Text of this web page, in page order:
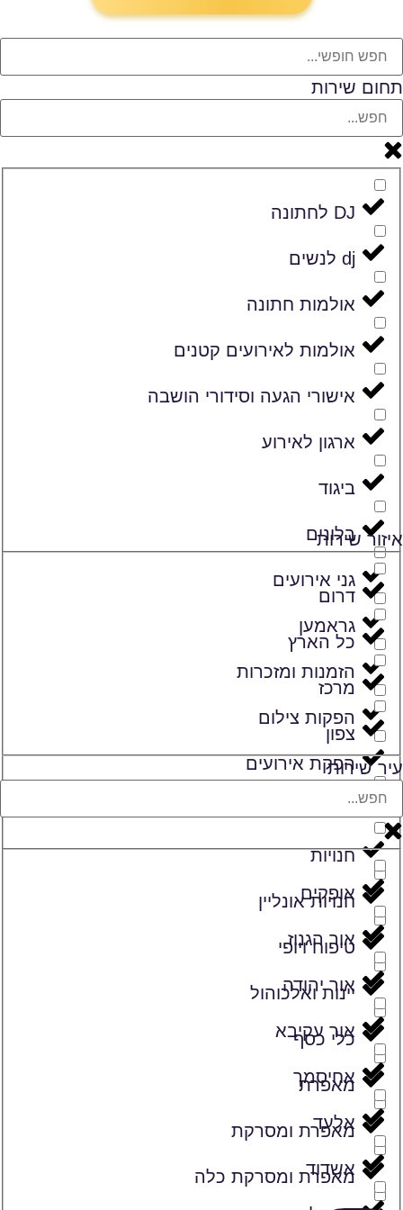
תחום שירות
DJ לחתונה
dj לנשים
אולמות חתונה
אולמות לאירועים קטנים
אישורי הגעה וסידורי הושבה
ארגון לאירוע
ביגוד
בלונים
גני אירועים
גראמען
הזמנות ומזכרות
הפקות צילום
הפקת אירועים
זמרים
חנויות
חנויות אונליין
טיפוח ויופי
יינות ואלכוהול
כלי כסף
מאפרת
מאפרת ומסרקת
מאפרת ומסרקת כלה
איזור שירות
דרום
כל הארץ
מרכז
צפון
עיר שירות
אופקים
אור הגנוז
אור יהודה
אור עקיבא
אחיסמך
אלעד
אשדוד